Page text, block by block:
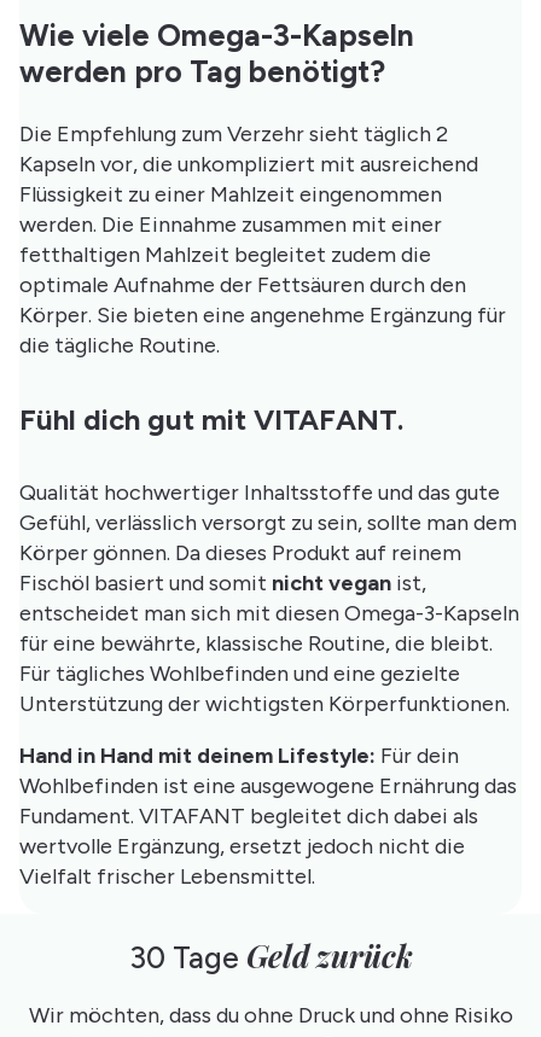
Wie viele Omega-3-Kapseln
werden pro Tag benötigt?
Die Empfehlung zum Verzehr sieht täglich 2
Kapseln vor, die unkompliziert mit ausreichend
Flüssigkeit zu einer Mahlzeit eingenommen
werden. Die Einnahme zusammen mit einer
fetthaltigen Mahlzeit begleitet zudem die
optimale Aufnahme der Fettsäuren durch den
Körper. Sie bieten eine angenehme Ergänzung für
die tägliche Routine.
Fühl dich gut mit VITAFANT.
Qualität hochwertiger Inhaltsstoffe und das gute
Gefühl, verlässlich versorgt zu sein, sollte man dem
Körper gönnen. Da dieses Produkt auf reinem
Fischöl basiert und somit nicht vegan ist,
entscheidet man sich mit diesen Omega-3-Kapseln
für eine bewährte, klassische Routine, die bleibt.
Für tägliches Wohlbefinden und eine gezielte
Unterstützung der wichtigsten Körperfunktionen.
Hand in Hand mit deinem Lifestyle: Für dein
Wohlbefinden ist eine ausgewogene Ernährung das
Fundament. VITAFANT begleitet dich dabei als
wertvolle Ergänzung, ersetzt jedoch nicht die
Vielfalt frischer Lebensmittel.
30 Tage Geld zurück
Wir möchten, dass du ohne Druck und ohne Risiko